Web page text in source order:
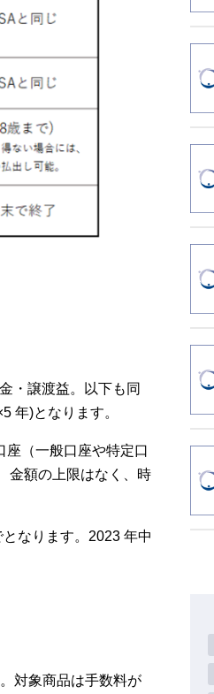
・譲渡益。以下も同
年)となります。
（一般口座や特定口
金額の上限はなく、時
なります。2023 年中
対象商品は手数料が